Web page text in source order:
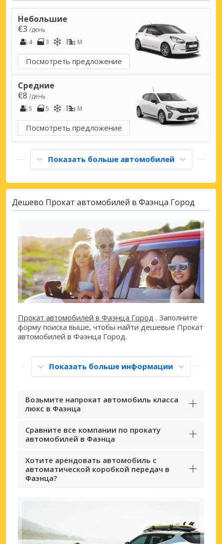
Небольшие
€3 /день
4
3 M
Посмотреть предложение
Средние
€8 /день
5
5 M
Посмотреть предложение
Показать больше автомобилей
Дешево Прокат автомобилей в Фаэнца Город
Прокат автомобилей в Фаэнца Город . Заполните
форму поиска выше, чтобы найти дешевые Прокат
автомобилей в Фаэнца Город.
Показать больше информации
Возьмите напрокат автомобиль класса
люкс в Фаэнца
Сравните все компании по прокату
автомобилей в Фаэнца
Хотите арендовать автомобиль с
автоматической коробкой передач в
Фаэнца?